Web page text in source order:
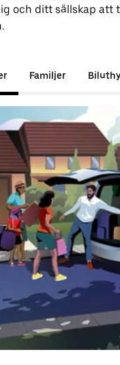
och ditt sällskap att
Familjer